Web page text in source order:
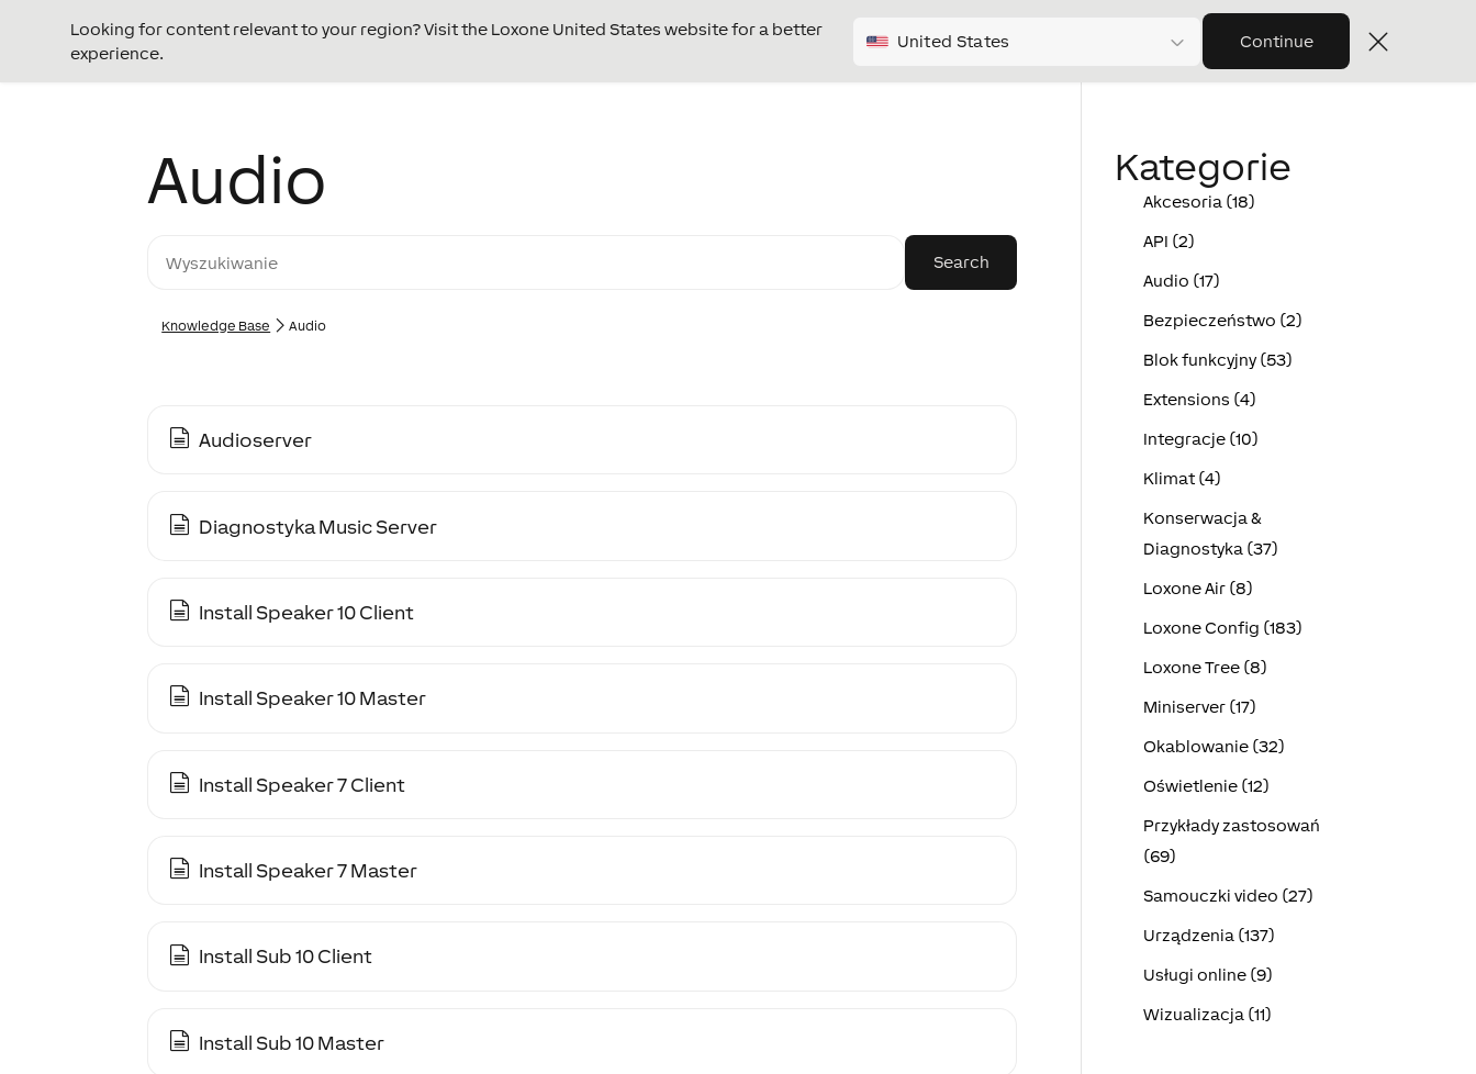
Looking for content relevant to your region? Visit the Loxone United States website for a better
experience.
United States Continue
Audio
Knowledge Base Audio
Audioserver
Diagnostyka Music Server
Install Speaker 10 Client
Install Speaker 10 Master
Install Speaker 7 Client
Install Speaker 7 Master
Install Sub 10 Client
Install Sub 10 Master
Kategorie
Akcesoria (18)
API (2)
Audio (17)
Bezpieczeństwo (2)
Blok funkcyjny (53)
Extensions (4)
Integracje (10)
Klimat (4)
Konserwacja &
Diagnostyka (37)
Loxone Air (8)
Loxone Config (183)
Loxone Tree (8)
Miniserver (17)
Okablowanie (32)
Oświetlenie (12)
Przykłady zastosowań
(69)
Samouczki video (27)
Urządzenia (137)
Usługi online (9)
Wizualizacja (11)